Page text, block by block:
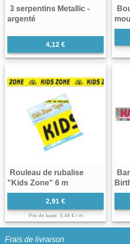
Frais de livraison
3 serpentins Metallic -
argenté
4,12 €
Rouleau de rubalise
"Kids Zone" 6 m
2,91 €
Prix de base: 0,48 € / m